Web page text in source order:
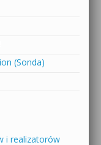
(Sonda)
i realizatorów